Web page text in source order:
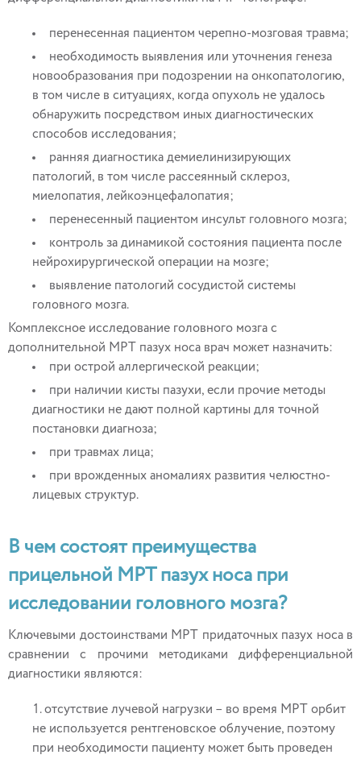
перенесенная пациентом черепно-мозговая травма;
необходимость выявления или уточнения генеза
новообразования при подозрении на онкопатологию,
в том числе в ситуациях, когда опухоль не удалось
обнаружить посредством иных диагностических
способов исследования;
ранняя диагностика демиелинизирующих
патологий, в том числе рассеянный склероз,
миелопатия, лейкоэнцефалопатия;
перенесенный пациентом инсульт головного мозга;
контроль за динамикой состояния пациента после
нейрохирургической операции на мозге;
выявление патологий сосудистой системы
головного мозга.
Комплексное исследование головного мозга с
дополнительной МРТ пазух носа врач может назначить:
при острой аллергической реакции;
при наличии кисты пазухи, если прочие методы
диагностики не дают полной картины для точной
постановки диагноза;
при травмах лица;
при врожденных аномалиях развития челюстно-
лицевых структур.
В чем состоят преимущества
прицельной МРТ пазух носа при
исследовании головного мозга?
Ключевыми достоинствами МРТ придаточных пазух носа в
сравнении с прочими методиками дифференциальной
диагностики являются:
отсутствие лучевой нагрузки – во время МРТ орбит
не используется рентгеновское облучение, поэтому
при необходимости пациенту может быть проведен